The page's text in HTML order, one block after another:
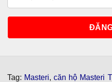
Tag: Masteri,căn hộ Masteri